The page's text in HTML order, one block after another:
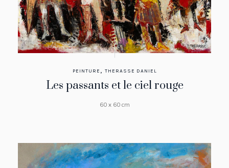
PEINTURE , THERASSE DANIEL
Les passants et le ciel rouge
60 x 60 cm